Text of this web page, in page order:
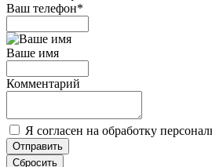
Ваш телефон*
Ваше имя
Комментарий
Я согласен на обработку